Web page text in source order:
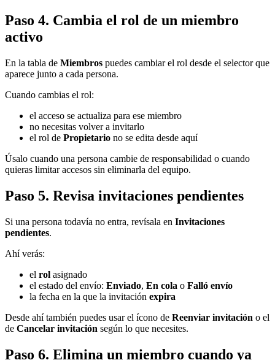
Paso 4. Cambia el rol de un miembro
activo
En la tabla de Miembros puedes cambiar el rol desde el selector que
aparece junto a cada persona.
Cuando cambias el rol:
el acceso se actualiza para ese miembro
no necesitas volver a invitarlo
el rol de Propietario no se edita desde aquí
Úsalo cuando una persona cambie de responsabilidad o cuando
quieras limitar accesos sin eliminarla del equipo.
Paso 5. Revisa invitaciones pendientes
Si una persona todavía no entra, revísala en Invitaciones
pendientes.
Ahí verás:
el rol asignado
el estado del envío: Enviado, En cola o Falló envío
la fecha en la que la invitación expira
Desde ahí también puedes usar el ícono de Reenviar invitación o el
de Cancelar invitación según lo que necesites.
Paso 6. Elimina un miembro cuando ya